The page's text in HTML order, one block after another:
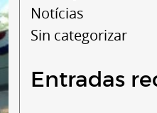
Notícias
Sin categorizar
Entradas